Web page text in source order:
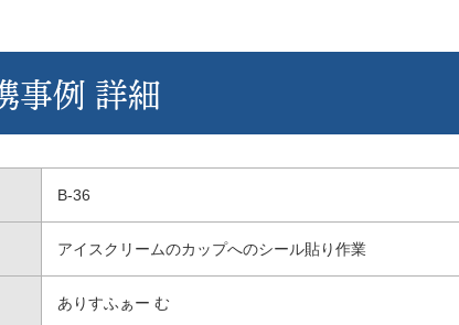
事例 詳細
B-36
アイスクリームのカップへのシール貼り作業
ありすふぁー む